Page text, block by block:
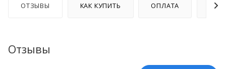
ОТЗЫВЫ КАК КУПИТЬ ОПЛАТА
Отзывы